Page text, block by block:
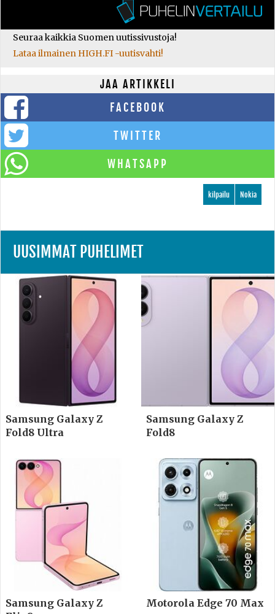
Seuraa kaikkia Suomen uutissivustoja!
Lataa ilmainen HIGH.FI -uutisvahti!
JAA ARTIKKELI
FACEBOOK
TWITTER
WHATSAPP
Nokia
kilpailu
UUSIMMAT PUHELIMET
Samsung Galaxy Z
Fold8 Ultra
Samsung Galaxy Z
Fold8
Samsung Galaxy Z
Motorola Edge 70 Max